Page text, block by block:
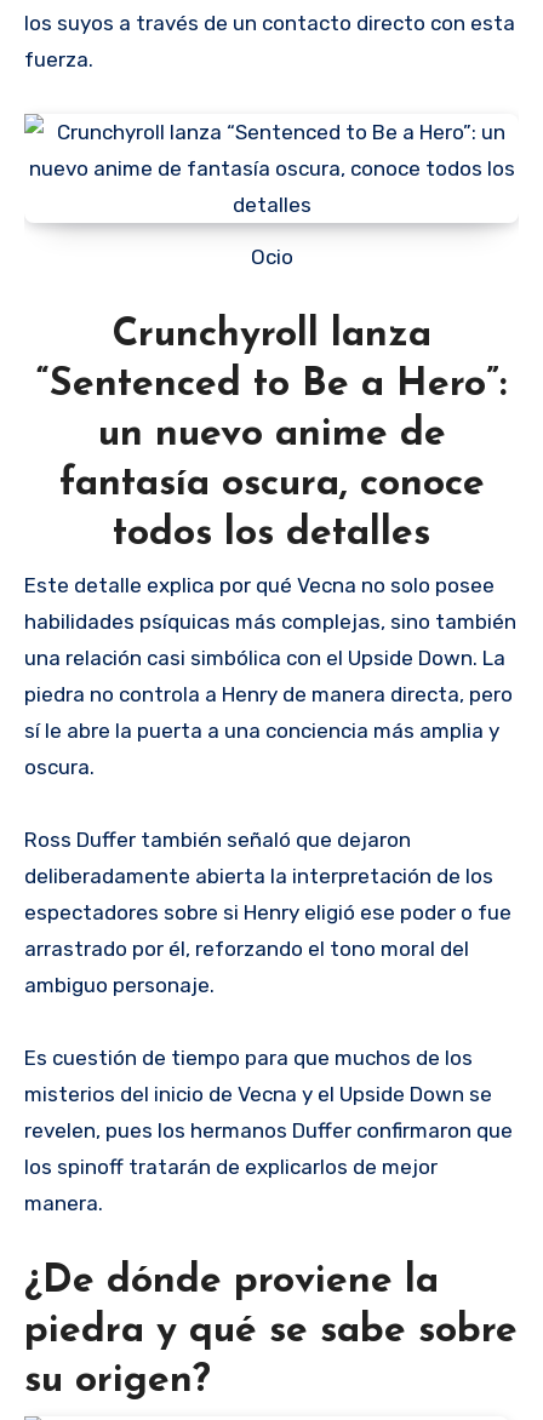
los suyos a través de un contacto directo con esta
fuerza.
Ocio
Crunchyroll lanza
“Sentenced to Be a Hero”:
un nuevo anime de
fantasía oscura, conoce
todos los detalles
Este detalle explica por qué Vecna no solo posee
habilidades psíquicas más complejas, sino también
una relación casi simbólica con el Upside Down. La
piedra no controla a Henry de manera directa, pero
sí le abre la puerta a una conciencia más amplia y
oscura.
Ross Duffer también señaló que dejaron
deliberadamente abierta la interpretación de los
espectadores sobre si Henry eligió ese poder o fue
arrastrado por él, reforzando el tono moral del
ambiguo personaje.
Es cuestión de tiempo para que muchos de los
misterios del inicio de Vecna y el Upside Down se
revelen, pues los hermanos Duffer confirmaron que
los spinoff tratarán de explicarlos de mejor
manera.
¿De dónde proviene la
piedra y qué se sabe sobre
su origen?